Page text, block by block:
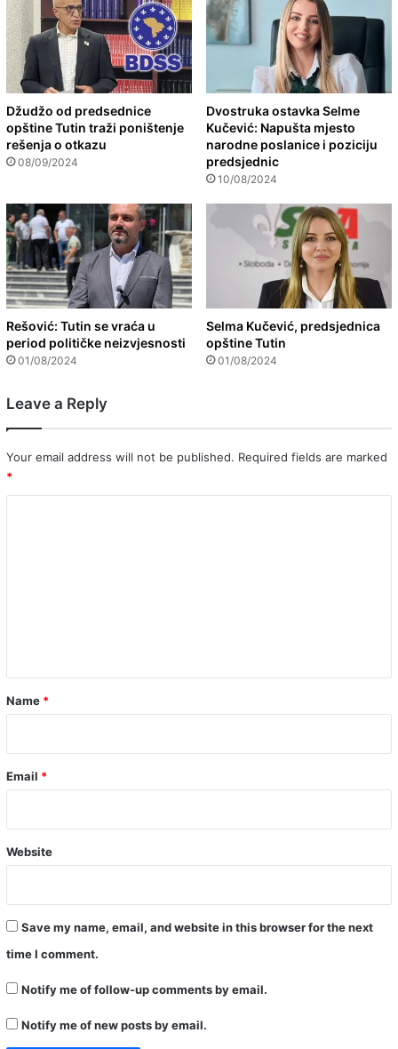
Džudžo od predsednice
opštine Tutin traži poništenje
rešenja o otkazu
08/09/2024
Dvostruka ostavka Selme
Kučević: Napušta mjesto
narodne poslanice i poziciju
predsjednic
10/08/2024
Rešović: Tutin se vraća u
period političke neizvjesnosti
01/08/2024
Selma Kučević, predsjednica
opštine Tutin
01/08/2024
Leave a Reply
Your email address will not be published. Required fields are marked
*
*
Name *
Email *
Website
Save my name, email, and website in this browser for the next
time I comment.
Notify me of follow-up comments by email.
Notify me of new posts by email.